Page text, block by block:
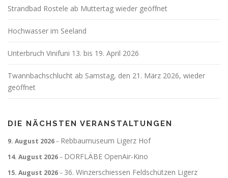
Strandbad Rostele ab Muttertag wieder geöffnet
Hochwasser im Seeland
Unterbruch Vinifuni 13. bis 19. April 2026
Twannbachschlucht ab Samstag, den 21. März 2026, wieder
geöffnet
DIE NÄCHSTEN VERANSTALTUNGEN
9. August 2026– Rebbaumuseum Ligerz Hof
14. August 2026– DORFLÄBE OpenAir-Kino
15. August 2026– 36. Winzerschiessen Feldschützen Ligerz